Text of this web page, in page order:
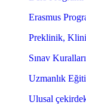
Erasmus
Preklinik,
Sınav Kuralları
Uzmanlık
Ulusal